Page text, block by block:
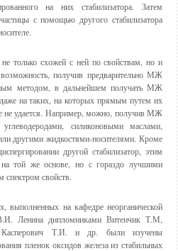
на них стабилизатора. Затем
с помощью другого стабилизатора
только схожей с ней по свойствам, но и
получив предварительно МЖ
методом, в дальнейшем получать МЖ
на таких, на которых прямым путем их
не удается. Например, можно, получив МЖ
силиконовыми маслами,
другими жидкостями-носителями. Кроме
другой стабилизатор, этим
той же основе, но с гораздо лучшими
спектром свойств.
выполненных на кафедре неорганической
Ленина дипломниками Витенчик Т.М,
Т.И. и др. были изучены
пленок оксидов железа из стабильных